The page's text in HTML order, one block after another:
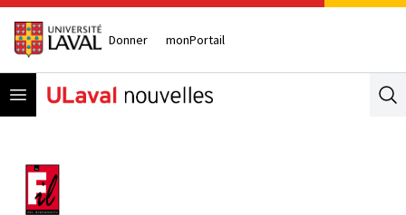
Donner monPortail
Open menu